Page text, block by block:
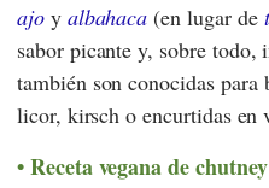
ajoy albahaca (en lugar de
sabor picante y, sobre todo,
también son conocidas
licor, kirsch o encurtidas en
Receta vegana de